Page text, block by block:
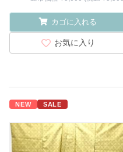
カゴに入れる
お気に入り
NEW SALE